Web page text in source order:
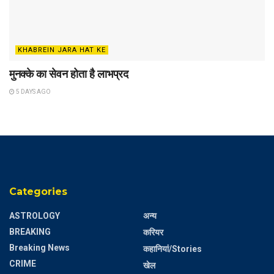
KHABREIN JARA HAT KE
मुनक्के का सेवन होता है लाभप्रद
5 DAYS AGO
Categories
ASTROLOGY
BREAKING
Breaking News
CRIME
अन्य
करियर
कहानियां/Stories
खेल